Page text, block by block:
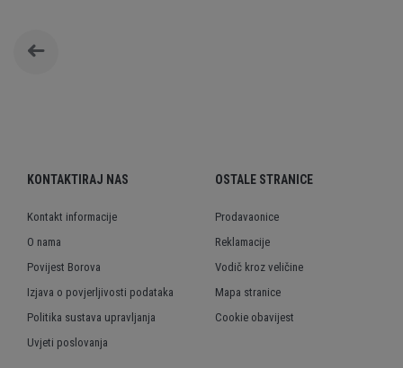
KONTAKTIRAJ NAS
Kontakt informacije
O nama
Povijest Borova
Izjava o povjerljivosti podataka
Politika sustava upravljanja
Uvjeti poslovanja
OSTALE STRANICE
Prodavaonice
Reklamacije
Vodič kroz veličine
Mapa stranice
Cookie obavijest